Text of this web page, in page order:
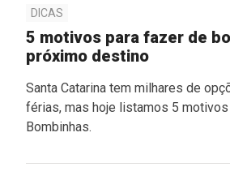
DICAS
5 motivos para fazer de
próximo destino
Santa Catarina tem milhares de
férias, mas hoje listamos 5
Bombinhas.